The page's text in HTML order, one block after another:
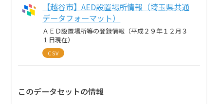
【越谷市】AED設置場所情報（埼玉県共通
データフォーマット）
ＡＥＤ設置場所等の登録情報（平成２９年１２月３
１日現在）
CSV
このデータセットの情報